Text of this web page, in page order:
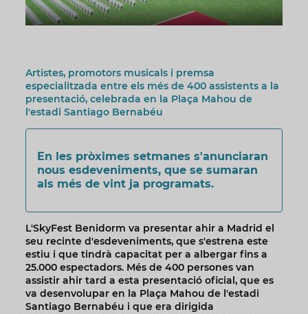
Artistes, promotors musicals i premsa
especialitzada entre els més de 400 assistents a la
presentació, celebrada en la Plaça Mahou de
l'estadi Santiago Bernabéu
En les pròximes setmanes s'anunciaran
nous esdeveniments, que se sumaran
als més de vint ja programats.
L'SkyFest Benidorm va presentar ahir a Madrid el
seu recinte d'esdeveniments, que s'estrena este
estiu i que tindrà capacitat per a albergar fins a
25.000 espectadors. Més de 400 persones van
assistir ahir tard a esta presentació oficial, que es
va desenvolupar en la Plaça Mahou de l'estadi
Santiago Bernabéu i que era dirigida